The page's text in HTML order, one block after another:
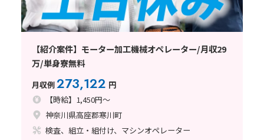
【紹介案件】モーター加工機械オペレーター/月収29
万/単身寮無料
月収例273,122 円
【時給】1,450円～
神奈川県高座郡寒川町
検査、組立・組付け、マシンオペレーター